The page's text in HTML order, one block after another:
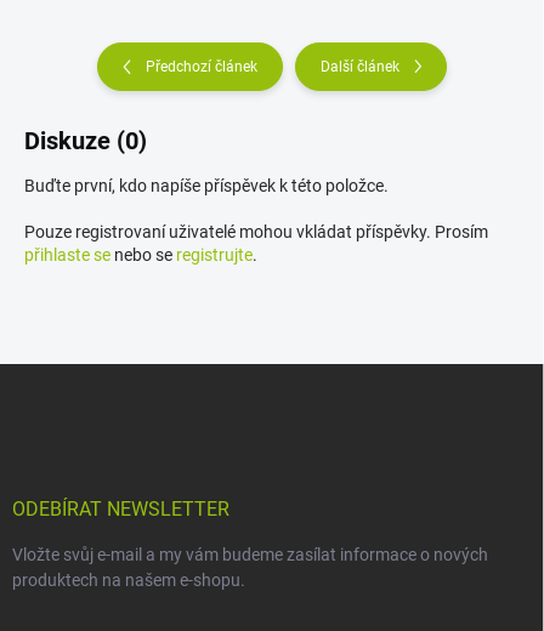
Předchozí článek Další článek
Diskuze (0)
Buďte první, kdo napíše příspěvek k této položce.
Pouze registrovaní uživatelé mohou vkládat příspěvky. Prosím
přihlaste se nebo se registrujte.
ODEBÍRAT NEWSLETTER
Vložte svůj e-mail a my vám budeme zasílat informace o nových
produktech na našem e-shopu.